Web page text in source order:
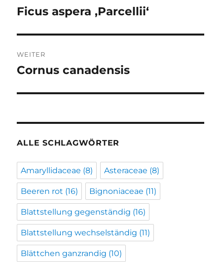
Vorheriger
Ficus aspera ‚Parcellii‘
WEITER
Nächster
Cornus canadensis
ALLE SCHLAGWÖRTER
Amaryllidaceae (8) Asteraceae (8)
Beeren rot (16) Bignoniaceae (11)
Blattstellung gegenständig (16)
Blattstellung wechselständig (11)
Blättchen ganzrandig (10)